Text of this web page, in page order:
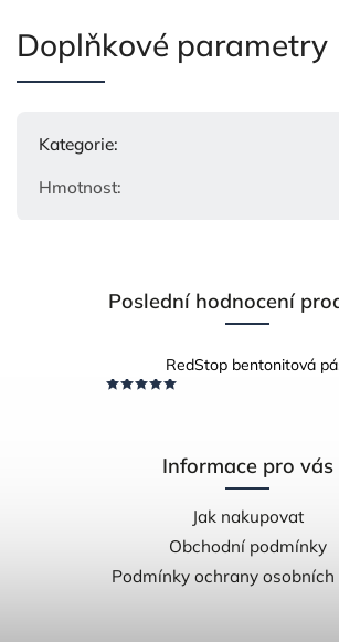
Doplňkové parametry
Kategorie:
Hmotnost:
Poslední hodnocení
RedStop bentonitová
Informace pro vás
Jak nakupovat
Obchodní podmínky
Podmínky ochrany osobních